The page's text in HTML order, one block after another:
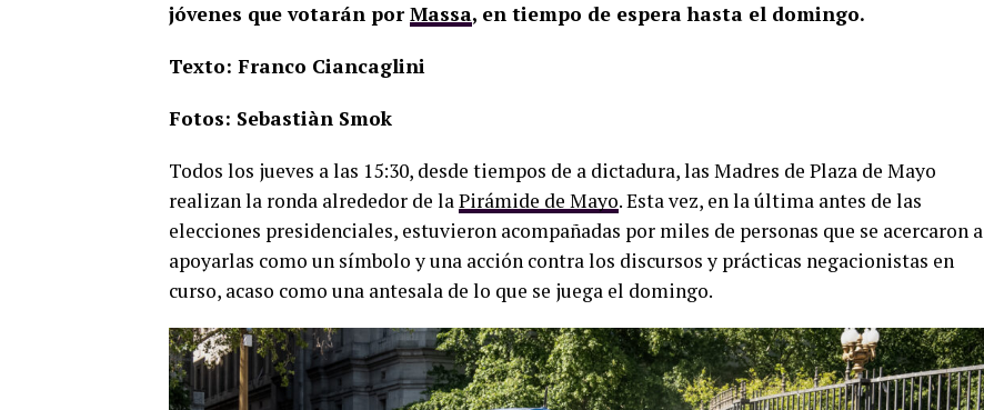
jóvenes que votarán porMassa, en tiempo de espera hasta el domingo.
Texto: Franco Ciancaglini
Fotos: Sebastiàn Smok
Todos los jueves a las 15:30, desde tiempos de a dictadura, las Madres de Plaza de Mayo
realizan la ronda alrededor de laPirámide de Mayo. Esta vez, en la última antes de las
elecciones presidenciales, estuvieron acompañadas por miles de personas que se acercaron a
apoyarlas como un símbolo y una acción contra los discursos y prácticas negacionistas en
curso, acaso como una antesala de lo que se juega el domingo.